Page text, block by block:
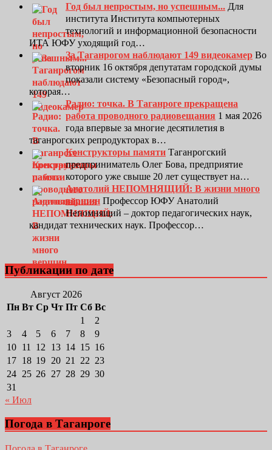
Год был непростым, но успешным... Для
института Института компьютерных
технологий и информационной безопасности
ИТА ЮФУ уходящий год…
За Таганрогом наблюдают 149 видеокамер Во
вторник 16 октября депутатам городской думы
показали систему «Безопасный город»,
которая…
Радио: точка. В Таганроге прекращена
работа проводного радиовещания 1 мая 2026
года впервые за многие десятилетия в
таганрогских репродукторах в…
Конструкторы памяти Таганрогский
предприниматель Олег Бова, предприятие
которого уже свыше 20 лет существует на…
Анатолий НЕПОМНЯЩИЙ: В жизни много
вершин Профессор ЮФУ Анатолий
Непомнящий – доктор педагогических наук,
кандидат технических наук. Профессор…
Публикации по дате
Август 2026
Пн Вт Ср Чт Пт Сб Вс
1
2
3
4 5 6 7 8
9
10 11 12 13 14 15 16
17 18 19 20 21 22 23
24 25 26 27 28 29 30
31
« Июл
Погода в Таганроге